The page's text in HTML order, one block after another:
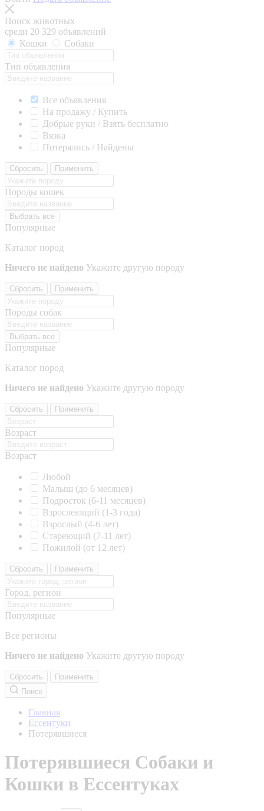
Поиск животных
среди 20 329 объявлений
Кошки
Собаки
Тип объявления
Все объявления
На продажу / Купить
Добрые руки / Взять бесплатно
Вязка
Потерялись / Найдены
Сбросить Применить
Породы кошек
Выбрать все
Популярные
Каталог пород
Ничего не найдено Укажите другую породу
Сбросить Применить
Породы собак
Выбрать все
Популярные
Каталог пород
Ничего не найдено Укажите другую породу
Сбросить Применить
Возраст
Возраст
Любой
Малыш (до 6 месяцев)
Подросток (6-11 месяцев)
Взрослеющий (1-3 года)
Взрослый (4-6 лет)
Стареющий (7-11 лет)
Пожилой (от 12 лет)
Сбросить Применить
Город, регион
Популярные
Все регионы
Ничего не найдено Укажите другую породу
Сбросить
Применить
Поиск
Главная
Ессентуки
Потерявшиеся
Потерявшиеся Собаки и
Кошки в Ессентуках